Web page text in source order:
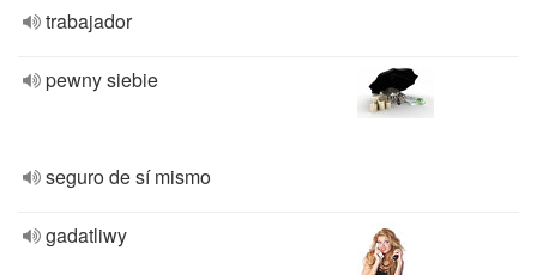
trabajador
pewny siebie
seguro de sí mismo
gadatliwy